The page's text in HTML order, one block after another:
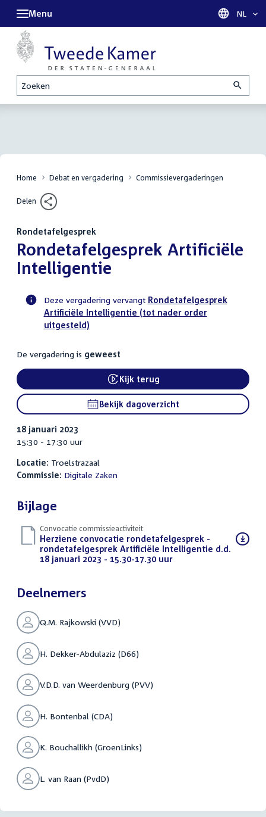
Zoeken
Menu Taal
NL
Home Debat en vergadering Commissievergaderingen
Delen
Rondetafelgesprek
:Rondetafelgesprek Artificiële
Intelligentie
Voortgangsstatus
commissie
activiteit
Deze vergadering vervangt Rondetafelgesprek
Artificiële Intelligentie (tot nader order
uitgesteld)
De vergadering is geweest
External link:
Kijk terug
Bekijk dagoverzicht
18 januari 2023
15:30 - 17:30 uur
Locatie: Troelstrazaal
Commissie: Digitale Zaken
Bijlage
Convocatie commissieactiviteit
Download
bestand:
Herziene convocatie rondetafelgesprek -
rondetafelgesprek Artificiële Intelligentie d.d.
18 januari 2023 - 15.30-17.30 uur(PDF)
Deelnemers
Q.M. Rajkowski (VVD)
H. Dekker-Abdulaziz (D66)
V.D.D. van Weerdenburg (PVV)
H. Bontenbal (CDA)
K. Bouchallikh (GroenLinks)
L. van Raan (PvdD)